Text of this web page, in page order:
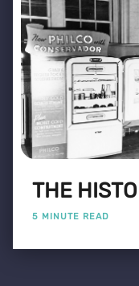
THE
5 MINUTE READ